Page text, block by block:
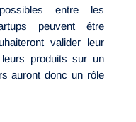
entre les
peuvent être
valider leur
produits sur un
auront donc un rôle